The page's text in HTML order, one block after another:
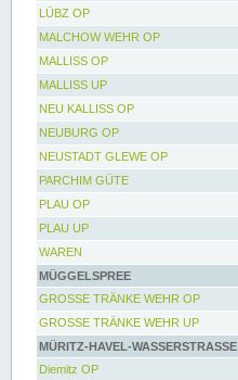
LÜBZ OP
MALCHOW WEHR OP
MALLISS OP
MALLISS UP
NEU KALLISS OP
NEUBURG OP
NEUSTADT GLEWE OP
PARCHIM GÜTE
PLAU OP
PLAU UP
WAREN
MÜGGELSPREE
GROSSE TRÄNKE WEHR OP
GROSSE TRÄNKE WEHR UP
MÜRITZ-HAVEL-WASSERSTRASSE
Diemitz OP